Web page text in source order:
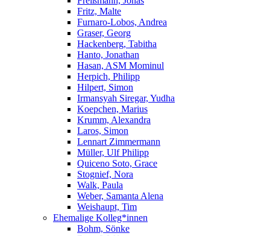
Fritz, Malte
Furnaro-Lobos, Andrea
Graser, Georg
Hackenberg, Tabitha
Hanto, Jonathan
Hasan, ASM Mominul
Herpich, Philipp
Hilpert, Simon
Irmansyah Siregar, Yudha
Koepchen, Marius
Krumm, Alexandra
Laros, Simon
Lennart Zimmermann
Müller, Ulf Philipp
Quiceno Soto, Grace
Stognief, Nora
Walk, Paula
Weber, Samanta Alena
Weishaupt, Tim
Ehemalige Kolleg*innen
Bohm, Sönke